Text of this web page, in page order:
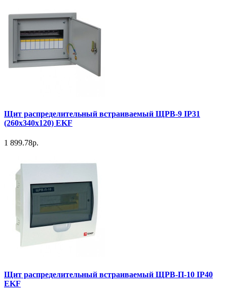
Щит распределительный встраиваемый ЩРВ-9 IP31
(260х340х120) EKF
1 899.78р.
Щит распределительный встраиваемый ЩРВ-П-10 IP40
EKF